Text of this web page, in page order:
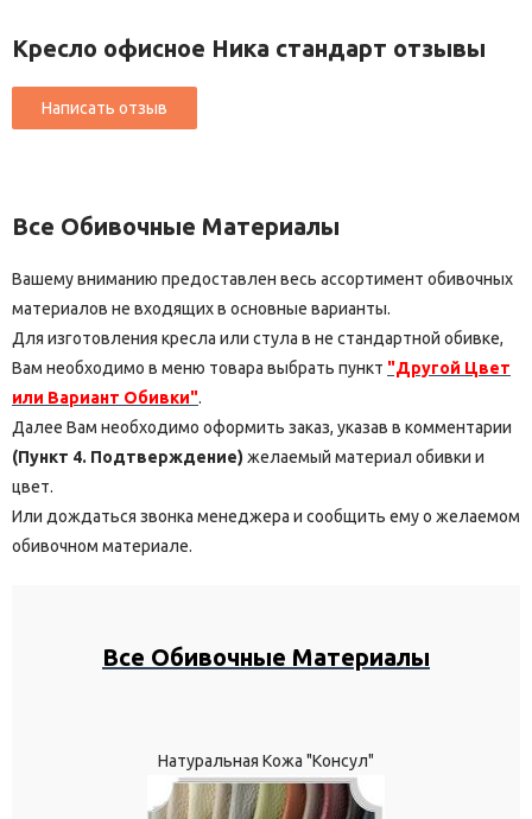
Кресло офисное Ника стандарт отзывы
Все Обивочные Материалы
Вашему вниманию предоставлен весь ассортимент обивочных
материалов не входящих в основные варианты.
Для изготовления кресла или стула в не стандартной обивке,
Вам необходимо в меню товара выбрать пункт "Другой Цвет
или Вариант Обивки".
Далее Вам необходимо оформить заказ, указав в комментарии
(Пункт 4. Подтверждение) желаемый материал обивки и
цвет.
Или дождаться звонка менеджера и сообщить ему о желаемом
обивочном материале.
Все Обивочные Материалы
Натуральная Кожа "Консул"